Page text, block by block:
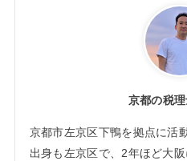
京都の税
京都市左京区下鴨を拠点に活
出身も左京区で、2年ほど大